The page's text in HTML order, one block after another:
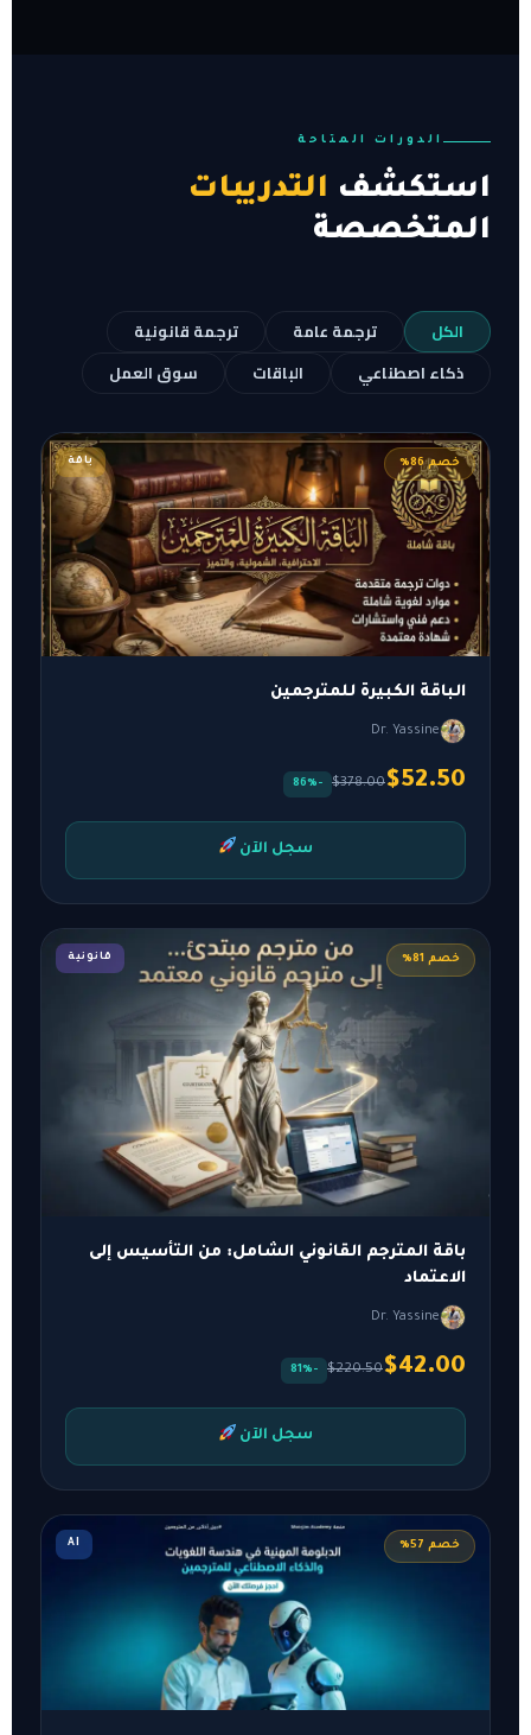
الدورات المتاحة
استكشف التدريبات
المتخصصة
الكل ترجمة عامة
ترجمة قانونية
ذكاء اصطناعي
الباقات سوق العمل
خصم 86% باقة
الباقة الكبيرة للمترجمين
Dr. Yassine
$52.50
$378.00
-86%
سجل الآن
خصم 81% قانونية
باقة المترجم القانوني الشامل: من التأسيس إلى
الاعتماد
Dr. Yassine
$42.00
$220.50
-81%
سجل الآن
خصم 57% AI